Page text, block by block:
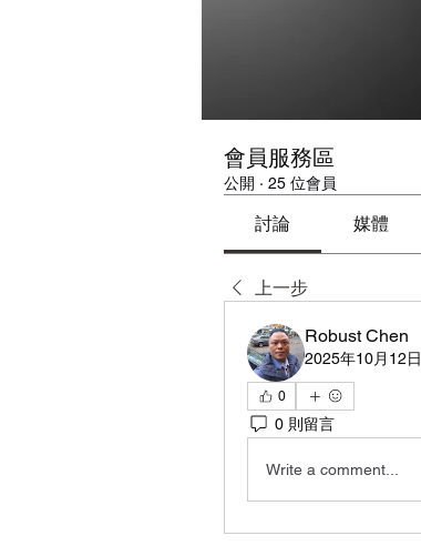
會員服務區
公開 · 25 位會員
討論 媒體
上一步
Robust Chen
2025年10月12日
0
0 則留言
Write a comment...